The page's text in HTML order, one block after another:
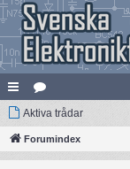
na
bb
at
eg
Aktiva trådar
Forumindex